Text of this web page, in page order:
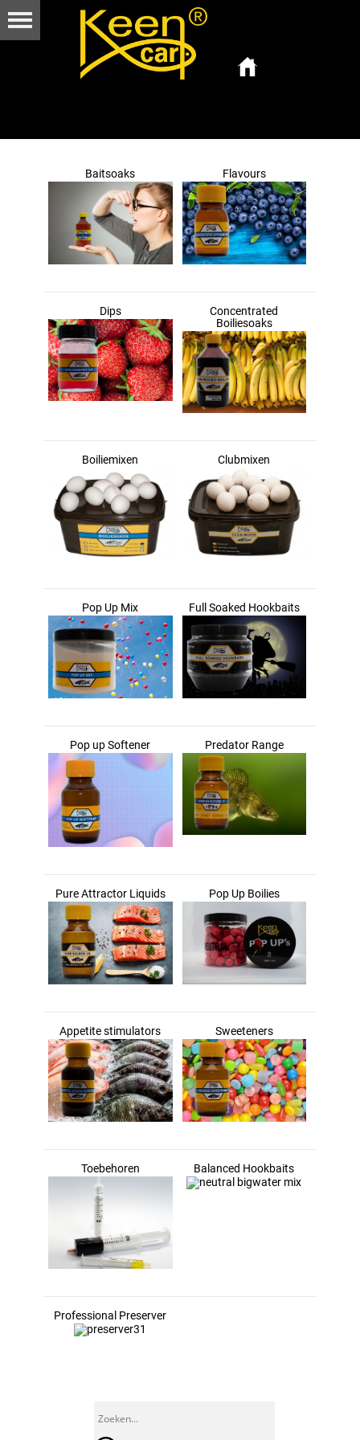
Baitsoaks Flavours
Dips
Concentrated
Boiliesoaks
Boiliemixen Clubmixen
Pop Up Mix Full Soaked Hookbaits
Pop up Softener Predator Range
Pure Attractor Liquids Pop Up Boilies
Appetite stimulators Sweeteners
Toebehoren Balanced Hookbaits
Professional Preserver